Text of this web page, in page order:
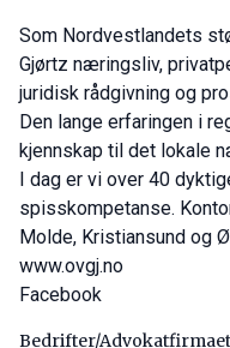
Som Nordvestlandets
Gjørtz næringsliv,
juridisk rådgivning og
Den lange erfaringen i
kjennskap til det lokale
I dag er vi over 40
spisskompetanse.
Molde, Kristiansund og
www.ovgj.no
Facebook
Bedrifter/